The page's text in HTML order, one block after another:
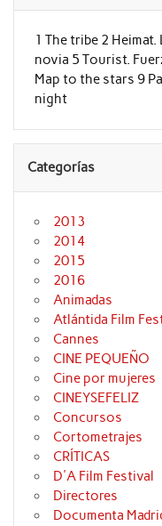
1 The tribe 2
novia 5 Tourist.
Map to the stars 9
night
Categorías
2013
2014
2015
2016
Animadas
Atlántida Film
Cannes
CINE PEQUEÑO
Cine por mujeres
CINEYSEFELIZ
Concursos
Cortometrajes
CRÍTICAS
D'A Film Festival
Directores
Documenta